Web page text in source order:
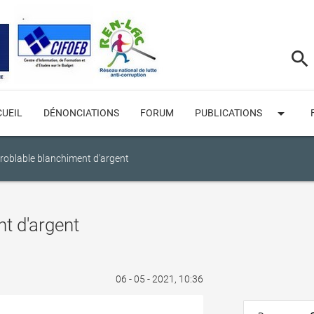
search
DÉNONCIATIONS FORUM PUBLICATIONS arrow_drop_down
blanchiment d'argent
d'argent
06 - 05 - 2021, 10:36